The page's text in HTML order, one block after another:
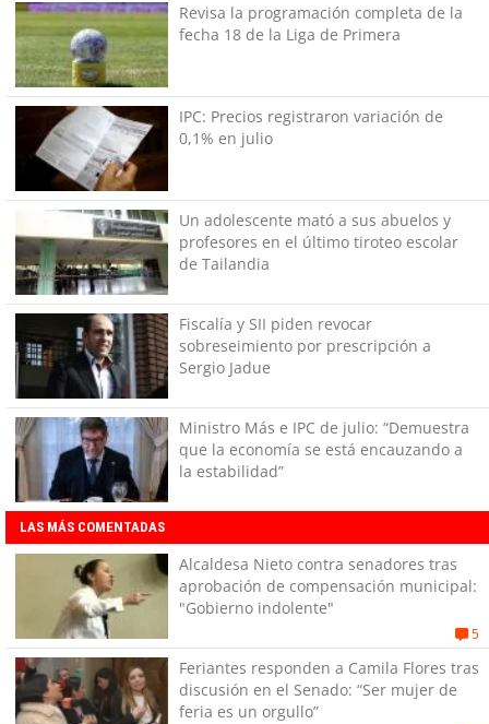
Revisa la programación completa de la
fecha 18 de la Liga de Primera
IPC: Precios registraron variación de
0,1% en julio
Un adolescente mató a sus abuelos y
profesores en el último tiroteo escolar
de Tailandia
Fiscalía y SII piden revocar
sobreseimiento por prescripción a
Sergio Jadue
Ministro Más e IPC de julio: “Demuestra
que la economía se está encauzando a
la estabilidad”
LAS MÁS COMENTADAS
Alcaldesa Nieto contra senadores tras
aprobación de compensación municipal:
"Gobierno indolente"
5
Feriantes responden a Camila Flores tras
discusión en el Senado: “Ser mujer de
feria es un orgullo”